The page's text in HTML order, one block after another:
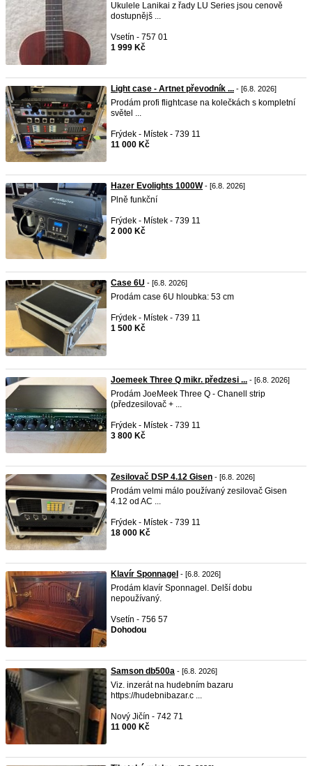
Ukulele Lanikai z řady LU Series jsou cenově
dostupnějš ...
Vsetín - 757 01
1 999 Kč
Light case - Artnet převodník ... - [6.8. 2026]
Prodám profi flightcase na kolečkách s kompletní
světel ...
Frýdek - Místek - 739 11
11 000 Kč
Hazer Evolights 1000W- [6.8. 2026]
Plně funkční
Frýdek - Místek - 739 11
2 000 Kč
Case 6U - [6.8. 2026]
Prodám case 6U hloubka: 53 cm
Frýdek - Místek - 739 11
1 500 Kč
Joemeek Three Q mikr. předzesi ... - [6.8. 2026]
Prodám JoeMeek Three Q - Chanell strip
(předzesilovač + ...
Frýdek - Místek - 739 11
3 800 Kč
Zesilovač DSP 4.12 Gisen - [6.8. 2026]
Prodám velmi málo používaný zesilovač Gisen
4.12 od AC ...
Frýdek - Místek - 739 11
18 000 Kč
Klavír Sponnagel - [6.8. 2026]
Prodám klavír Sponnagel. Delší dobu
nepoužívaný.
Vsetín - 756 57
Dohodou
Samson db500a - [6.8. 2026]
Viz. inzerát na hudebním bazaru
https://hudebnibazar.c ...
Nový Jičín - 742 71
11 000 Kč